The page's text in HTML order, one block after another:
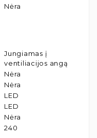
Nėra
Jungiamas į
ventiliacijos angą
Nėra
Nėra
LED
LED
Nėra
240